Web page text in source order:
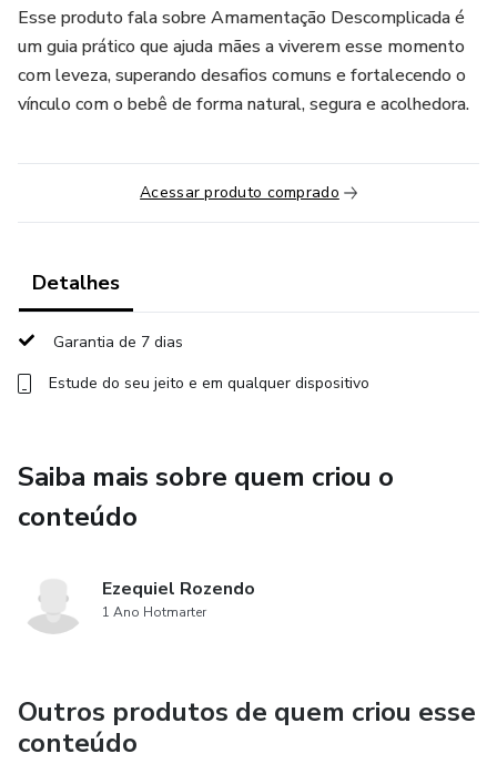
Esse produto fala sobre Amamentação Descomplicada é
um guia prático que ajuda mães a viverem esse momento
com leveza, superando desafios comuns e fortalecendo o
vínculo com o bebê de forma natural, segura e acolhedora.
Acessar produto comprado
Detalhes
Garantia de 7 dias
Estude do seu jeito e em qualquer dispositivo
Saiba mais sobre quem criou o
conteúdo
Ezequiel Rozendo
1 Ano Hotmarter
Outros produtos de quem criou esse
conteúdo